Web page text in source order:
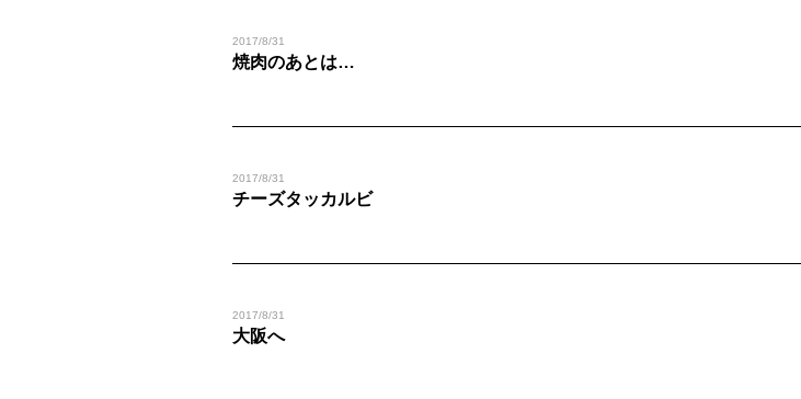
2017/8/31
焼肉のあとは…
2017/8/31
チーズタッカルビ
2017/8/31
大阪へ